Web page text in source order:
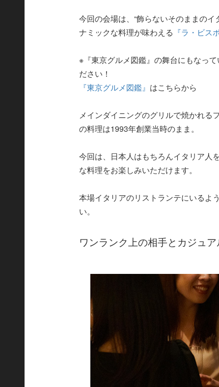
今回の会場は、“飾らないそのままの
ナミックな料理が味わえる 『ラ・ビス
※『東京グルメ図鑑』の舞台にもなっ
ださい！
『東京グルメ図鑑』 はこちらから
メインダイニングのグリルで焼かれる
の料理は1993年創業当時のまま。
今回は、日本人はもちろんイタリア人
な料理をお楽しみいただけます。
本場イタリアのリストランテにいるよ
い。
ワンランク上の相手とカジュア